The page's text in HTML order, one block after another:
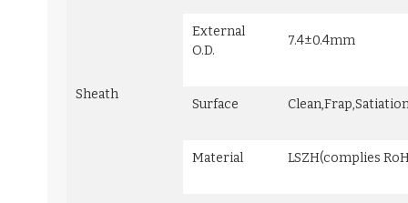
Sheath
External
O.D.
7.4±0.4mm
Surface
Material LSZH(complies